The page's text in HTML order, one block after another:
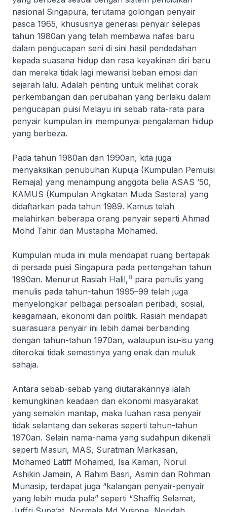
nasional Singapura, terutama golongan penyair
pasca 1965, khususnya generasi penyair selepas
tahun 1980an yang telah membawa nafas baru
dalam pengucapan seni di sini hasil pendedahan
kepada suasana hidup dan rasa keyakinan diri baru
dan mereka tidak lagi mewarisi beban emosi dari
sejarah lalu. Adalah penting untuk melihat corak
perkembangan dan perubahan yang berlaku dalam
pengucapan puisi Melayu ini sebab rata-rata para
penyair kumpulan ini mempunyai pengalaman hidup
yang berbeza.
Pada tahun 1980an dan 1990an, kita juga
menyaksikan penubuhan Kupuja (Kumpulan Pemuisi
Remaja) yang menampung anggota belia ASAS ’50,
KAMUS (Kumpulan Angkatan Muda Sastera) yang
didaftarkan pada tahun 1989. Kamus telah
melahirkan beberapa orang penyair seperti Ahmad
Mohd Tahir dan Mustapha Mohamed.
Kumpulan muda ini mula mendapat ruang bertapak
di persada puisi Singapura pada pertengahan tahun
1990an. Menurut Rasiah Halil,8 para penulis yang
menulis pada tahun-tahun 1995–99 telah juga
menyelongkar pelbagai persoalan peribadi, sosial,
keagamaan, ekonomi dan politik. Rasiah mendapati
suarasuara penyair ini lebih damai berbanding
dengan tahun-tahun 1970an, walaupun isu-isu yang
diterokai tidak semestinya yang enak dan muluk
sahaja.
Antara sebab-sebab yang diutarakannya ialah
kemungkinan keadaan dan ekonomi masyarakat
yang semakin mantap, maka luahan rasa penyair
tidak selantang dan sekeras seperti tahun-tahun
1970an. Selain nama-nama yang sudahpun dikenali
seperti Masuri, MAS, Suratman Markasan,
Mohamed Latiff Mohamed, Isa Kamari, Norul
Ashikin Jamain, A Rahim Basri, Asmin dan Rohman
Munasip, terdapat juga “kalangan penyair-penyair
yang lebih muda pula” seperti “Shaffiq Selamat,